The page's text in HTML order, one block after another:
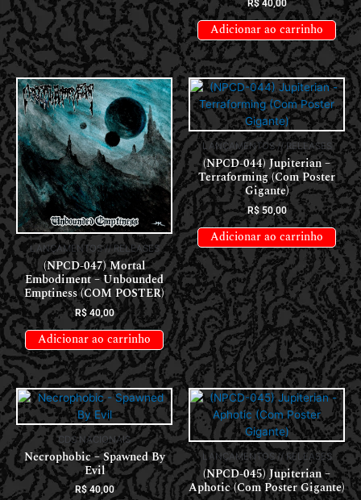
R$40,00
Adicionar ao carrinho
LANÇAMENTOS // RELEASES
(NPCD-047) Mortal
Embodiment – Unbounded
Emptiness (COM POSTER)
R$40,00
Adicionar ao carrinho
LANÇAMENTOS // RELEASES
(NPCD-044) Jupiterian –
Terraforming (Com Poster
Gigante)
R$50,00
Adicionar ao carrinho
CDS NACIONAIS
Necrophobic – Spawned By
Evil
R$40,00
LANÇAMENTOS // RELEASES
(NPCD-045) Jupiterian –
Aphotic (Com Poster Gigante)